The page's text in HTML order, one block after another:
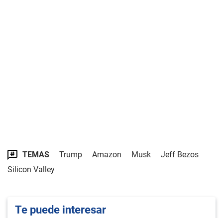
TEMAS Trump Amazon Musk
Jeff Bezos
Silicon Valley
Te puede interesar